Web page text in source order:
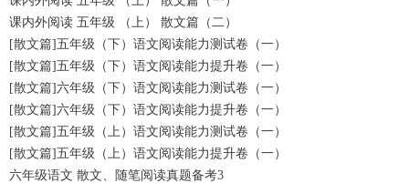
课内外阅读 五年级 （上） 散文篇（二）
[散文篇]五年级（下）语文阅读能力测试卷（一）
[散文篇]五年级（下）语文阅读能力提升卷（一）
[散文篇]六年级（下）语文阅读能力测试卷（一）
[散文篇]六年级（下）语文阅读能力提升卷（一）
[散文篇]五年级（上）语文阅读能力测试卷（一）
[散文篇]五年级（上）语文阅读能力提升卷（一）
六年级语文 散文、随笔阅读真题备考3